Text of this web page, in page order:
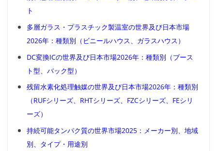
ト
多層ガラス・プラスチック製温室の世界及び日本市場
2026年：種類別（ビニールハウス、ガラスハウス）
DC変換ICの世界及び日本市場2026年：種類別（ブース
ト型、バック型）
残留水素化処理触媒の世界及び日本市場2026年：種類別
（RUFシリーズ、RHTシリーズ、FZCシリーズ、FEシリ
ーズ）
持続可能タンパク質の世界市場2025：メーカー別、地域
別、タイプ・用途別